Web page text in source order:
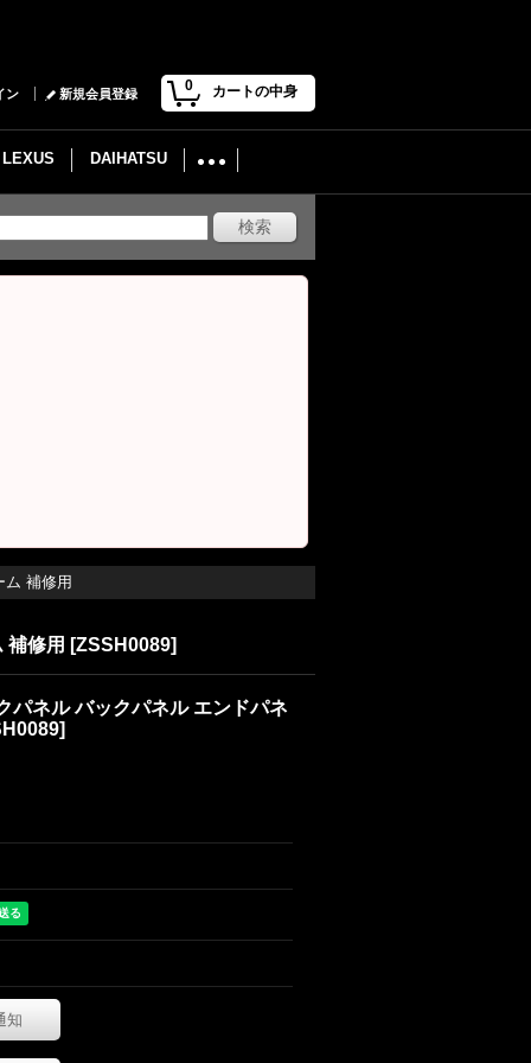
0 カートの中身
ン 新規会員登録
LEXUS DAIHATSU
補修用
補修用 [ZSSH0089]
パネル バックパネル エンドパネ
]
知